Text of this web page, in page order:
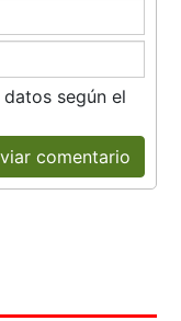
según el
comentario